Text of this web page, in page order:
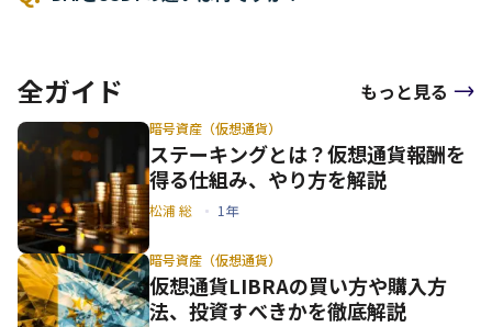
全ガイド もっと見る
暗号資産（仮想通貨）
ステーキングとは？仮想通貨報酬を
得る仕組み、やり方を解説
松浦 総 1年
暗号資産（仮想通貨）
仮想通貨LIBRAの買い方や購入方
法、投資すべきかを徹底解説